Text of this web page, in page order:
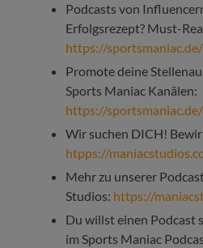
Podcasts von
Erfolgsrezept? Must-
https://
Promote deine
Sports Maniac Kanälen:
https://
Wir suchen DICH!
htpps://
Mehr zu unserer
Studios: https://
Du willst einen Podcast
im Sports Maniac